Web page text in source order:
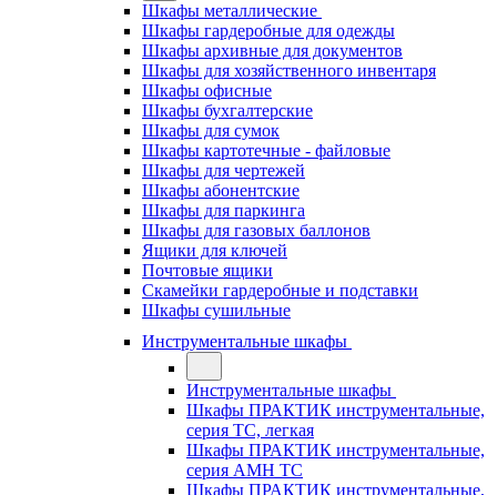
Шкафы металлические
Шкафы гардеробные для одежды
Шкафы архивные для документов
Шкафы для хозяйственного инвентаря
Шкафы офисные
Шкафы бухгалтерские
Шкафы для сумок
Шкафы картотечные - файловые
Шкафы для чертежей
Шкафы абонентские
Шкафы для паркинга
Шкафы для газовых баллонов
Ящики для ключей
Почтовые ящики
Скамейки гардеробные и подставки
Шкафы сушильные
Инструментальные шкафы
Инструментальные шкафы
Шкафы ПРАКТИК инструментальные,
серия ТC, легкая
Шкафы ПРАКТИК инструментальные,
серия AMH TC
Шкафы ПРАКТИК инструментальные,